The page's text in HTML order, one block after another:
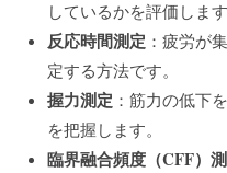
しているかを評価します
反応時間測定 ：疲労が
定する方法です。
握力測定 ：筋力の低下
を把握します。
臨界融合頻度（CFF）